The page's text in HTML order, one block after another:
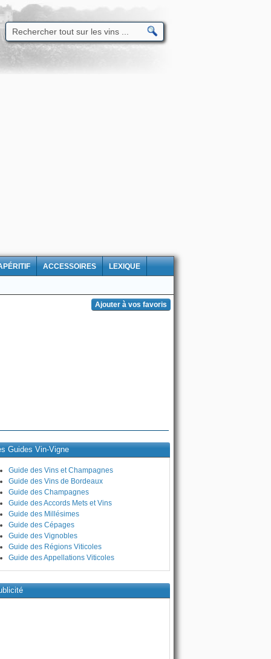
ACCESSOIRES LEXIQUE
Guides Vin-Vigne
Guide des Vins et Champagnes
Guide des Vins de Bordeaux
Guide des Champagnes
Guide des Accords Mets et Vins
Guide des Millésimes
Guide des Cépages
Guide des Vignobles
Guide des Régions Viticoles
Guide des Appellations Viticoles